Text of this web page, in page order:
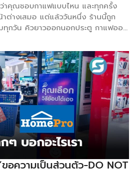
าคุณชอบกาแฟแบบไหน และทุกครั้ง
าต่างเสมอ แต่แล้ววันหนึ่ง ร้านนี้ถูก
ทุกวัน คิวยาวออกนอกประตู กาแฟออก
มกับฝูงชน ปฏิกิริยาแรกของคุณคือ
าก คำตอบคือ “เก็บเป็นความลับไว้
พฤติกรรมที่โลกออนไลน์เรียกว่า
ห้ร้านค้าที่เราคุ้นเคยต้องโด่งดัง โดย
งสื่อสารมวลชนจะหมายถึงผู้ควบคุม
ะเด็นไหนจะสามารถนำมาเผยแพร่ต่อ
ตาม ในบริบทปัจจุบัน Gatekeeping
ใจ ไม่เปิดเผยข้อมูล เกี่ยวกับสิ่งที่ตัว
าหาร คาเฟ่ แบรนด์เสื้อผ้า เพลง หรือ
นไม่ให้สิ่งนั้น “กลายเป็นของแมส”
โพสต์รูปอาหารสวยงามลง
ขอความเป็นส่วนตัว-DO NOT